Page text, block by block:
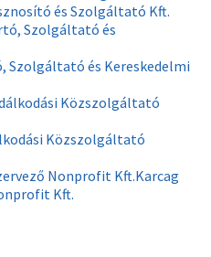
és Szolgáltató Kft.
Szolgáltató és Kereskedelmi
Közszolgáltató
Karcag
Kft.